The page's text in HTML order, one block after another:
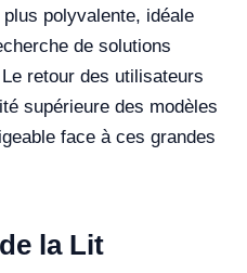
polyvalente, idéale
de solutions
retour des utilisateurs
supérieure des modèles
face à ces grandes
la Lit